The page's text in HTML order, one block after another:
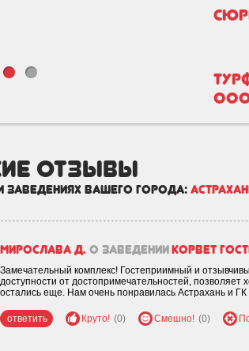
отзывы
заведениях вашего города:
Мирослава Д. о заведенииКорвет
Замечательный комплекс! Гостеприимный и
доступности от достопримечательностей,
остались еще. Нам очень понравилась Астрахань и
ответить Круто! (0) Смешно! (0)